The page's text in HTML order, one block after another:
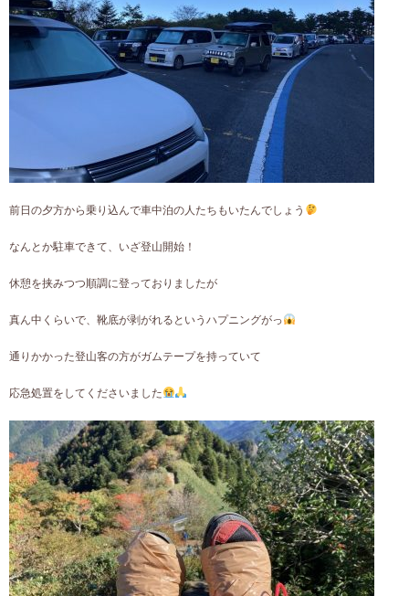
前日の夕方から乗り込んで車中泊の人たちもいたんでしょう
なんとか駐車できて、いざ登山開始！
休憩を挟みつつ順調に登っておりましたが
真ん中くらいで、靴底が剥がれるというハプニングがっ
通りかかった登山客の方がガムテープを持っていて
応急処置をしてくださいました